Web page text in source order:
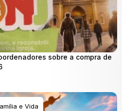
sobre a compra de
e Vida